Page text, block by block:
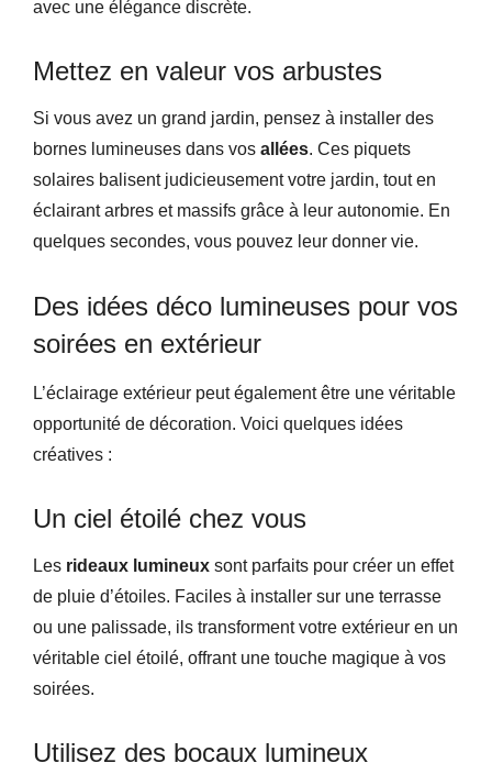
avec une élégance discrète.
Mettez en valeur vos arbustes
Si vous avez un grand jardin, pensez à installer des
bornes lumineuses dans vos allées. Ces piquets
solaires balisent judicieusement votre jardin, tout en
éclairant arbres et massifs grâce à leur autonomie. En
quelques secondes, vous pouvez leur donner vie.
Des idées déco lumineuses pour vos
soirées en extérieur
L’éclairage extérieur peut également être une véritable
opportunité de décoration. Voici quelques idées
créatives :
Un ciel étoilé chez vous
Les rideaux lumineux sont parfaits pour créer un effet
de pluie d’étoiles. Faciles à installer sur une terrasse
ou une palissade, ils transforment votre extérieur en un
véritable ciel étoilé, offrant une touche magique à vos
soirées.
Utilisez des bocaux lumineux